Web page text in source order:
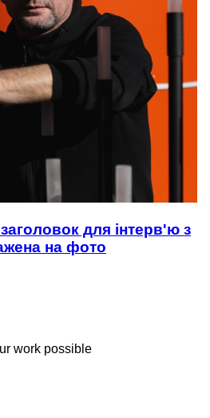
для інтерв'ю з
на фото
work possible